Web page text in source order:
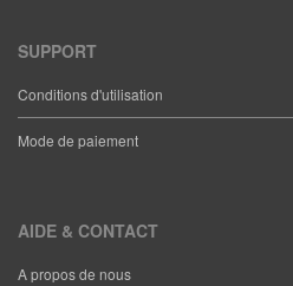
SUPPORT
Conditions d'utilisation
Mode de paiement
AIDE & CONTACT
A propos de nous